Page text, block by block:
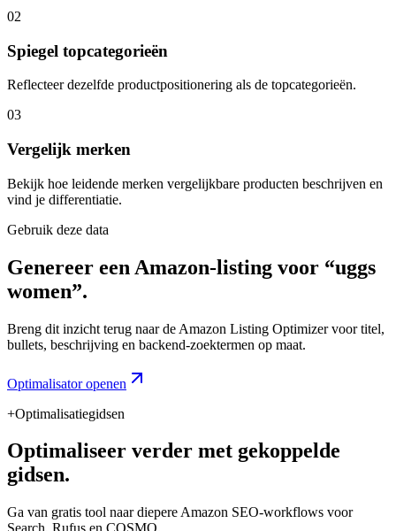
02
Spiegel topcategorieën
Reflecteer dezelfde productpositionering als de topcategorieën.
03
Vergelijk merken
Bekijk hoe leidende merken vergelijkbare producten beschrijven en
vind je differentiatie.
Gebruik deze data
Genereer een Amazon-listing voor “uggs
women”.
Breng dit inzicht terug naar de Amazon Listing Optimizer voor titel,
bullets, beschrijving en backend-zoektermen op maat.
Optimalisator openen
+Optimalisatiegidsen
Optimaliseer verder met gekoppelde
gidsen.
Ga van gratis tool naar diepere Amazon SEO-workflows voor